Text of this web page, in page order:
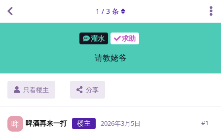
灌水 求助
请教姥爷
只看楼主 分享
1 / 3 条
啤 啤酒再来一打 楼主 2026年3月5日 #1